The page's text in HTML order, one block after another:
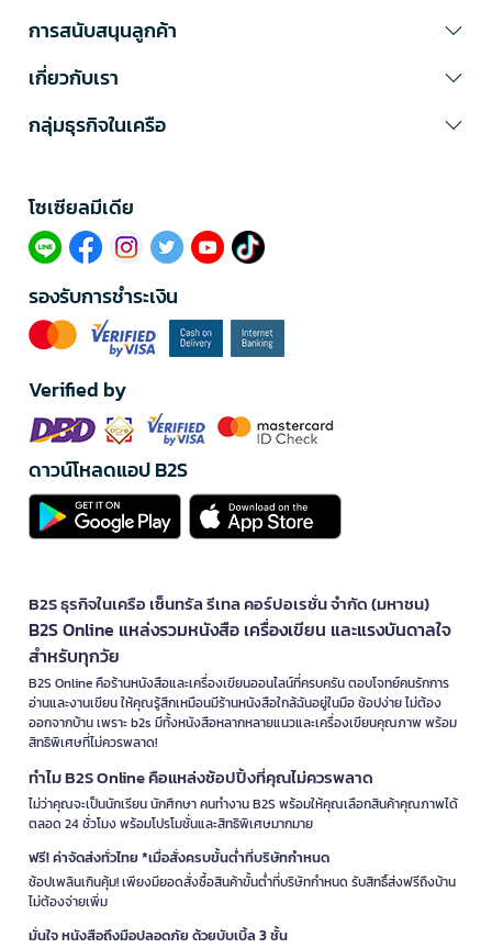
การสนับสนุนลูกค้า
เกี่ยวกับเรา
กลุ่มธุรกิจในเครือ
โซเซียลมีเดีย​
รองรับการชำระเงิน
Verified by
ดาวน์โหลดแอป B2S
B2S ธุรกิจในเครือ เซ็นทรัล รีเทล คอร์ปอเรชั่น จำกัด (มหาชน)
B2S Online แหล่งรวมหนังสือ เครื่องเขียน และแรงบันดาลใจ
สำหรับทุกวัย
B2S Online คือร้านหนังสือและเครื่องเขียนออนไลน์ที่ครบครัน ตอบโจทย์คนรักการ
อ่านและงานเขียน ให้คุณรู้สึกเหมือนมีร้านหนังสือใกล้ฉันอยู่ในมือ ช้อปง่าย ไม่ต้อง
ออกจากบ้าน เพราะ b2s มีทั้งหนังสือหลากหลายแนวและเครื่องเขียนคุณภาพ พร้อม
สิทธิพิเศษที่ไม่ควรพลาด!
ทำไม B2S Online คือแหล่งช้อปปิ้งที่คุณไม่ควรพลาด
ไม่ว่าคุณจะเป็นนักเรียน นักศึกษา คนทำงาน B2S พร้อมให้คุณเลือกสินค้าคุณภาพได้
ตลอด 24 ชั่วโมง พร้อมโปรโมชั่นและสิทธิพิเศษมากมาย
ฟรี! ค่าจัดส่งทั่วไทย *เมื่อสั่งครบขั้นต่ำที่บริษัทกำหนด
ช้อปเพลินเกินคุ้ม! เพียงมียอดสั่งซื้อสินค้าขั้นต่ำที่บริษัทกำหนด รับสิทธิ์ส่งฟรีถึงบ้าน
ไม่ต้องจ่ายเพิ่ม
มั่นใจ หนังสือถึงมือปลอดภัย ด้วยบับเบิ้ล 3 ชั้น